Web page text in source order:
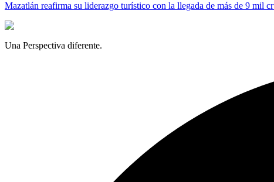
Mazatlán reafirma su liderazgo turístico con la llegada de más de 9 mil
Una Perspectiva diferente.